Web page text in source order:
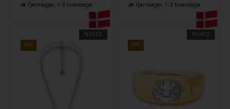
Fjernlager 1-3 hverdage Fjernlager 1-3 hverdage
NYHED
19%
NYHED
19%